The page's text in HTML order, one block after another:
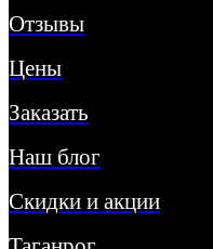
Отзывы
Цены
Заказать
Наш блог
Скидки и акции